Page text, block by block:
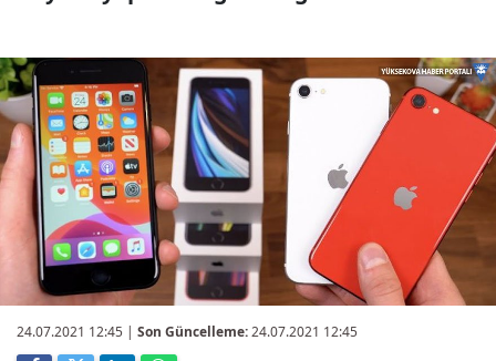
24.07.2021 12:45 | Son Güncelleme:24.07.2021 12:45